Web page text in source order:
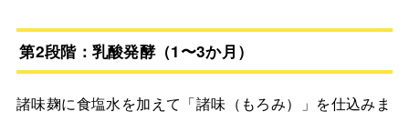
第2段階：乳酸発酵（1〜3か月）
諸味麹に食塩水を加えて「諸味（もろみ）」を仕込みま